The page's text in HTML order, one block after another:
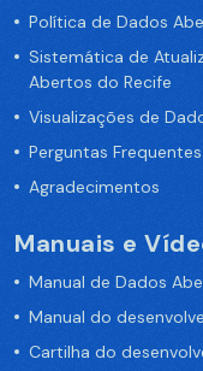
Política de Dados
Sistemática de
Abertos do Recife
Visualizações de
Perguntas Frequentes
Agradecimentos
Manuais e
Manual de Dados
Manual do
Cartilha do